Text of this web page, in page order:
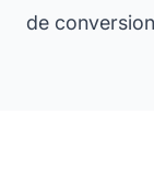
de